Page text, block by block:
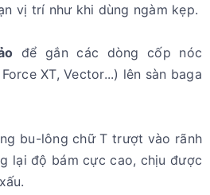
vị trí như khi dùng ngàm kẹp.
để gắn các dòng cốp nóc
XT, Vector...) lên sàn baga
bu-lông chữ T trượt vào rãnh
lại độ bám cực cao, chịu được